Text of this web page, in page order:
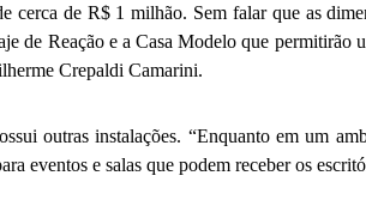
cerca de R$ 1 milhão. Sem falar que as
de Reação e a Casa Modelo que
Crepaldi Camarini.
outras instalações. “Enquanto em um
eventos e salas que podem receber os